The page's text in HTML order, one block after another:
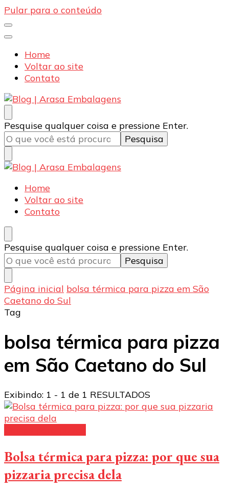
Pular para o conteúdo
Home
Voltar ao site
Contato
Blog | Arasa Embalagens
Confira conteúdos sobre embalagens para pizzas,
doces e salgados. Tudo para seu comércio com a
qualidade Arasa. Leia nossos conteúdos!
Procurando
algo?
Pesquise qualquer coisa e pressione Enter.
Blog | Arasa Embalagens
Confira conteúdos sobre embalagens para pizzas,
doces e salgados. Tudo para seu comércio com a
qualidade Arasa. Leia nossos conteúdos!
Home
Voltar ao site
Contato
Procurando
algo?
Pesquise qualquer coisa e pressione Enter.
Página inicial bolsa térmica para pizza em São
Caetano do Sul
Tag
bolsa térmica para pizza
em São Caetano do Sul
Exibindo: 1 - 1 de 1 RESULTADOS
Bolsa térmica para pizza: por que sua
pizzaria precisa dela